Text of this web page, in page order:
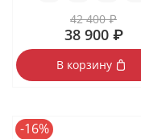
42 400 ₽
38 900 ₽
В корзину
-16%